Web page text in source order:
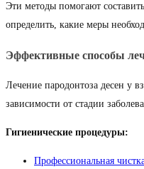
Эти методы помогают
определить, какие меры
Эффективные способы
Лечение пародонтоза десен у
зависимости от стадии
Гигиенические процедуры:
Профессиональная